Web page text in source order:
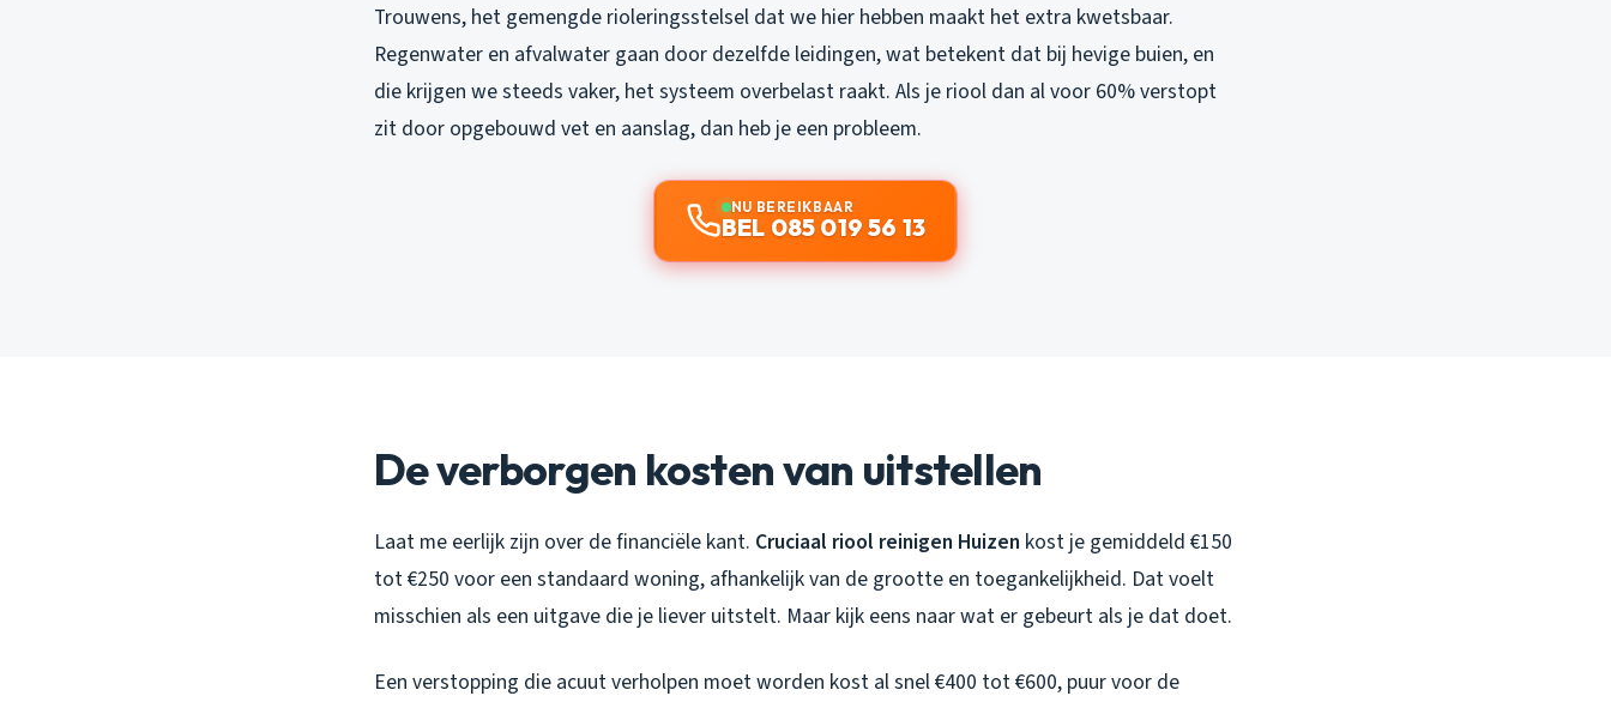
Trouwens, het gemengde rioleringsstelsel dat we hier hebben maakt het extra kwetsbaar.
Regenwater en afvalwater gaan door dezelfde leidingen, wat betekent dat bij hevige buien, en
die krijgen we steeds vaker, het systeem overbelast raakt. Als je riool dan al voor 60% verstopt
zit door opgebouwd vet en aanslag, dan heb je een probleem.
NU BEREIKBAAR
BEL 085 019 56 13
De verborgen kosten van uitstellen
Laat me eerlijk zijn over de financiële kant. Cruciaal riool reinigen Huizen kost je gemiddeld €150
tot €250 voor een standaard woning, afhankelijk van de grootte en toegankelijkheid. Dat voelt
misschien als een uitgave die je liever uitstelt. Maar kijk eens naar wat er gebeurt als je dat doet.
Een verstopping die acuut verholpen moet worden kost al snel €400 tot €600, puur voor de